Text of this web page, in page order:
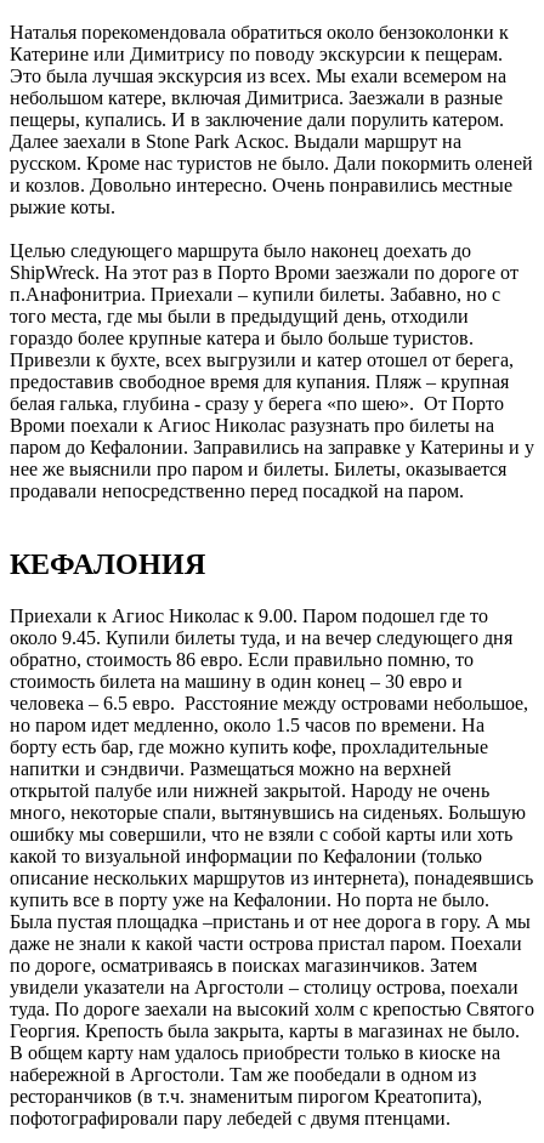
Наталья порекомендовала обратиться около бензоколонки к
Катерине или Димитрису по поводу экскурсии к пещерам.
Это была лучшая экскурсия из всех. Мы ехали всемером на
небольшом катере, включая Димитриса. Заезжали в разные
пещеры, купались. И в заключение дали порулить катером.
Далее заехали в Stone Park Аскос. Выдали маршрут на
русском. Кроме нас туристов не было. Дали покормить оленей
и козлов. Довольно интересно. Очень понравились местные
рыжие коты.
Целью следующего маршрута было наконец доехать до
ShipWreck. На этот раз в Порто Вроми заезжали по дороге от
п.Анафонитриа. Приехали – купили билеты. Забавно, но с
того места, где мы были в предыдущий день, отходили
гораздо более крупные катера и было больше туристов.
Привезли к бухте, всех выгрузили и катер отошел от берега,
предоставив свободное время для купания. Пляж – крупная
белая галька, глубина - сразу у берега «по шею». От Порто
Вроми поехали к Агиос Николас разузнать про билеты на
паром до Кефалонии. Заправились на заправке у Катерины и у
нее же выяснили про паром и билеты. Билеты, оказывается
продавали непосредственно перед посадкой на паром.
КЕФАЛОНИЯ
Приехали к Агиос Николас к 9.00. Паром подошел где то
около 9.45. Купили билеты туда, и на вечер следующего дня
обратно, стоимость 86 евро. Если правильно помню, то
стоимость билета на машину в один конец – 30 евро и
человека – 6.5 евро. Расстояние между островами небольшое,
но паром идет медленно, около 1.5 часов по времени. На
борту есть бар, где можно купить кофе, прохладительные
напитки и сэндвичи. Размещаться можно на верхней
открытой палубе или нижней закрытой. Народу не очень
много, некоторые спали, вытянувшись на сиденьях. Большую
ошибку мы совершили, что не взяли с собой карты или хоть
какой то визуальной информации по Кефалонии (только
описание нескольких маршрутов из интернета), понадеявшись
купить все в порту уже на Кефалонии. Но порта не было.
Была пустая площадка –пристань и от нее дорога в гору. А мы
даже не знали к какой части острова пристал паром. Поехали
по дороге, осматриваясь в поисках магазинчиков. Затем
увидели указатели на Аргостоли – столицу острова, поехали
туда. По дороге заехали на высокий холм с крепостью Святого
Георгия. Крепость была закрыта, карты в магазинах не было.
В общем карту нам удалось приобрести только в киоске на
набережной в Аргостоли. Там же пообедали в одном из
ресторанчиков (в т.ч. знаменитым пирогом Креатопита),
пофотографировали пару лебедей с двумя птенцами.